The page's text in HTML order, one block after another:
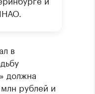
в
должна
рублей и